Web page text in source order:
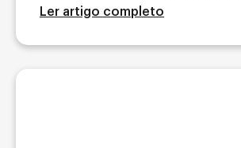
Ler artigo completo